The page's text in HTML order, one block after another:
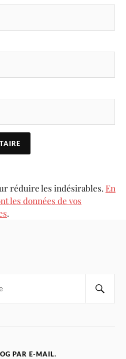
réduire les indésirables. En
les données de vos
.
PAR E-MAIL.